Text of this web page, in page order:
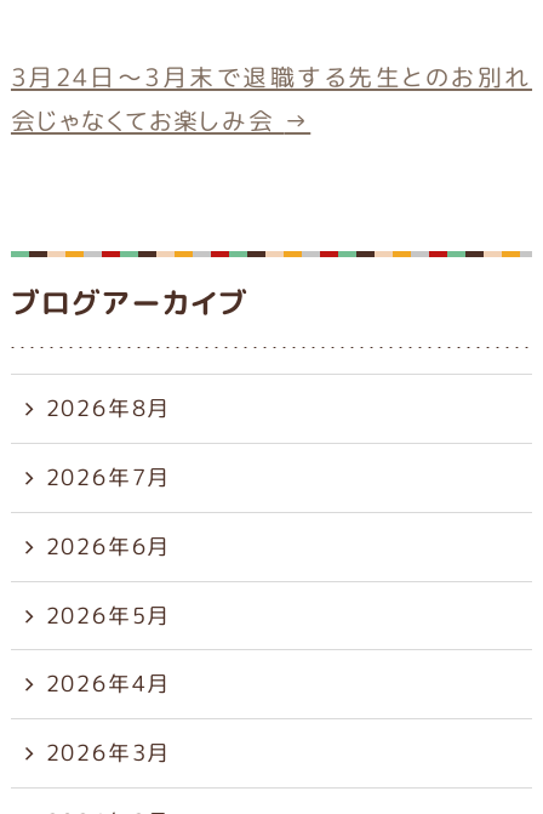
o
k
3月24日～3月末で退職する先生とのお別れ
会じゃなくてお楽しみ会 →
ブログアーカイブ
2026年8月
2026年7月
2026年6月
2026年5月
2026年4月
2026年3月